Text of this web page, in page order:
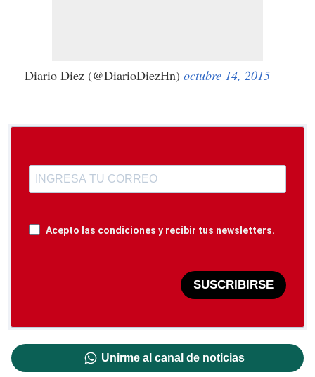
— Diario Diez (@DiarioDiezHn) octubre 14, 2015
Acepto las condiciones y recibir tus newsletters.
SUSCRIBIRSE
Unirme al canal de noticias